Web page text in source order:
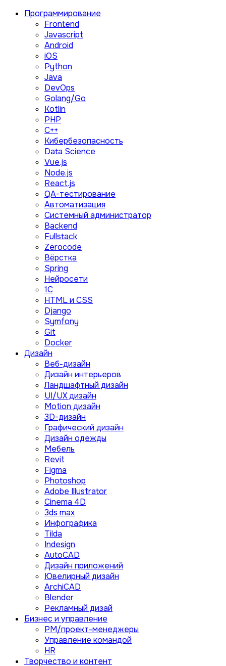
Программирование
Frontend
Javascript
Android
iOS
Python
Java
DevOps
Golang/Go
Kotlin
PHP
C++
Кибербезопасность
Data Science
Vue.js
Node.js
React.js
QA-тестирование
Автоматизация
Системный администратор
Backend
Fullstack
Zerocode
Вёрстка
Spring
Нейросети
1C
HTML и CSS
Django
Symfony
Git
Docker
Дизайн
Веб-дизайн
Дизайн интерьеров
Ландшафтный дизайн
UI/UX дизайн
Motion дизайн
3D-дизайн
Графический дизайн
Дизайн одежды
Мебель
Revit
Figma
Photoshop
Adobe Illustrator
Сinema 4D
3ds max
Инфографика
Tilda
Indesign
AutoCAD
Дизайн приложений
Ювелирный дизайн
ArchiCAD
Blender
Рекламный дизай
Бизнес и управление
PM/проект-менеджеры
Управление командой
HR
Творчество и контент